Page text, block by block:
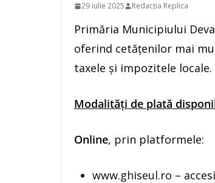
29 iulie 2025 Redacția Replica
Primăria Municipiului
oferind cetățenilor mai
taxele și impozitele locale.
Modalități de plată
Online, prin platformele:
www.ghiseul.ro –